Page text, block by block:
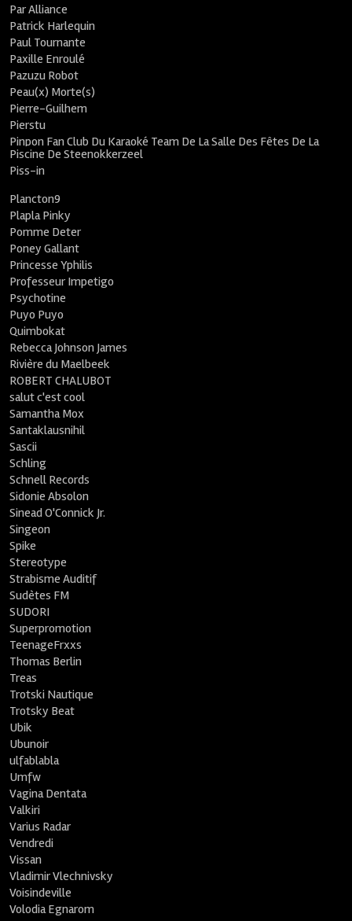
Par Alliance
Patrick Harlequin
Paul Tournante
Paxille Enroulé
Pazuzu Robot
Peau(x) Morte(s)
Pierre-Guilhem
Pierstu
Pinpon Fan Club Du Karaoké Team De La Salle Des Fêtes De La
Piscine De Steenokkerzeel
Piss-in
Plancton9
Plapla Pinky
Pomme Deter
Poney Gallant
Princesse Yphilis
Professeur Impetigo
Psychotine
Puyo Puyo
Quimbokat
Rebecca Johnson James
Rivière du Maelbeek
ROBERT CHALUBOT
salut c'est cool
Samantha Mox
Santaklausnihil
Sascii
Schling
Schnell Records
Sidonie Absolon
Sinead O'Connick Jr.
Singeon
Spike
Stereotype
Strabisme Auditif
Sudètes FM
SUDORI
Superpromotion
TeenageFrxxs
Thomas Berlin
Treas
Trotski Nautique
Trotsky Beat
Ubik
Ubunoir
ulfablabla
Umfw
Vagina Dentata
Valkiri
Varius Radar
Vendredi
Vissan
Vladimir Vlechnivsky
Voisindeville
Volodia Egnarom